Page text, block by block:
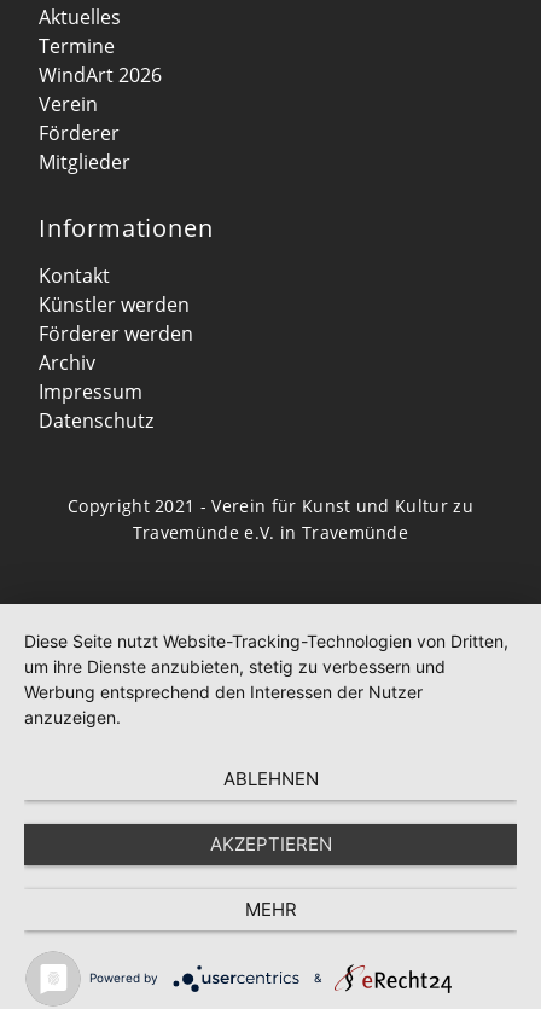
Aktuelles
Termine
WindArt 2026
Verein
Förderer
Mitglieder
Informationen
Kontakt
Künstler werden
Förderer werden
Archiv
Impressum
Datenschutz
Copyright 2021 - Verein für Kunst und Kultur zu
Travemünde e.V. in Travemünde
Diese Seite nutzt Website-Tracking-Technologien von Dritten,
um ihre Dienste anzubieten, stetig zu verbessern und
Werbung entsprechend den Interessen der Nutzer
anzuzeigen.
ABLEHNEN
AKZEPTIEREN
MEHR
Powered by &